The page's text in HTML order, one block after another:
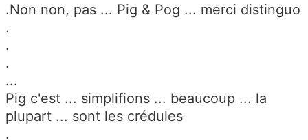
.Non non, pas ... Pig & Pog ... merci distinguo
.
.
.
...
Pig c'est ... simplifions ... beaucoup ... la
plupart ... sont les crédules
.